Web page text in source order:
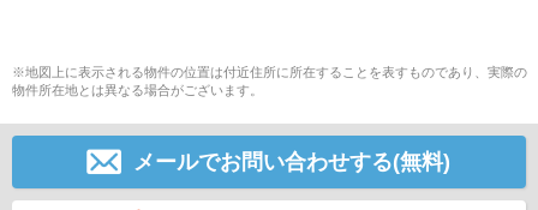
※地図上に表示される物件の位置は付近住所に所在することを表すものであり、実際の
物件所在地とは異なる場合がございます。
メールでお問い合わせする(無料)